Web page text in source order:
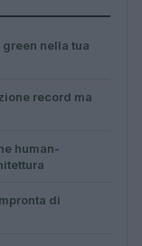
nella tua
record ma
human-
di